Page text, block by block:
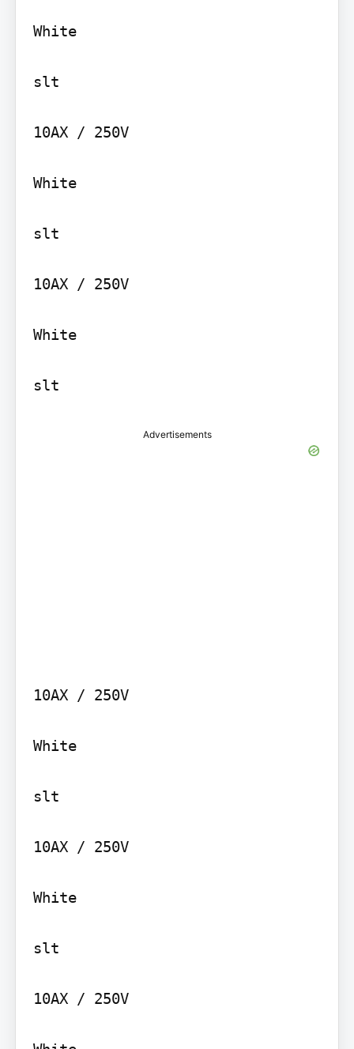
White
slt
10AX / 250V
White
slt
10AX / 250V
White
slt
Advertisements
10AX / 250V
White
slt
10AX / 250V
White
slt
10AX / 250V